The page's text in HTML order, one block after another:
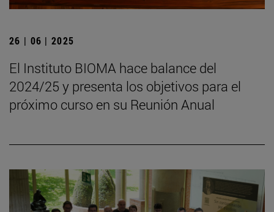
26 | 06 | 2025
El Instituto BIOMA hace balance del
2024/25 y presenta los objetivos para el
próximo curso en su Reunión Anual